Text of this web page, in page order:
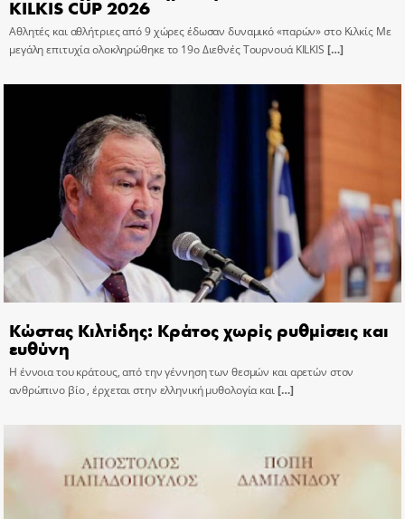
KILKIS CUP 2026
Αθλητές και αθλήτριες από 9 χώρες έδωσαν δυναμικό «παρών» στο Κιλκίς Με
μεγάλη επιτυχία ολοκληρώθηκε το 19ο Διεθνές Τουρνουά KILKIS […]
Κώστας Κιλτίδης: Κράτος χωρίς ρυθμίσεις και
ευθύνη
Η έννοια του κράτους, από την γέννηση των θεσμών και αρετών στον
ανθρώπινο βίο , έρχεται στην ελληνική μυθολογία και[…]